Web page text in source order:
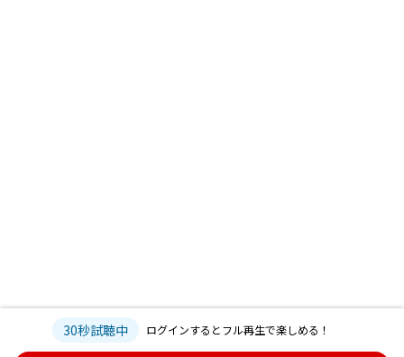
30秒試聴中 ログインするとフル再生で楽しめる！